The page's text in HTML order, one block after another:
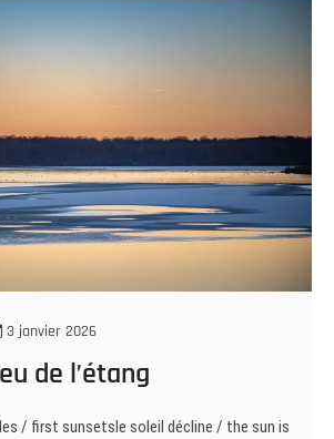
3 janvier 2026
de l’étang
/ first sunsetsle soleil décline / the sun is